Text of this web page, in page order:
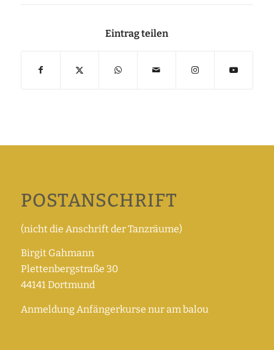
Eintrag teilen
POSTANSCHRIFT
(nicht die Anschrift der Tanzräume)
Birgit Gahmann
Plettenbergstraße 30
44141 Dortmund
Anmeldung Anfängerkurse nur am balou